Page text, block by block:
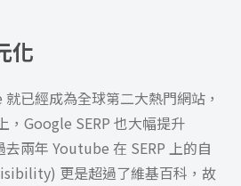
化
已經成為全球第二大熱門網站，
，Google SERP 也大幅提升
兩年 Youtube 在 SERP 上的自
更是超過了維基百科，故